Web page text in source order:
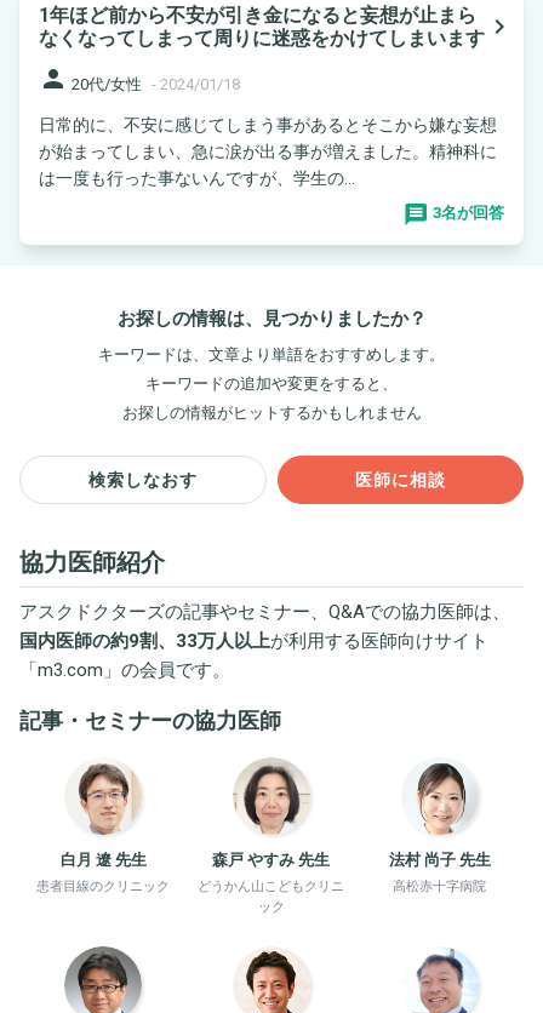
1年ほど前から不安が引き金になると妄想が止まら
なくなってしまって周りに迷惑をかけてしまいます navigate_next
person 20代/女性 - 2024/01/18
日常的に、不安に感じてしまう事があるとそこから嫌な妄想
が始まってしまい、急に涙が出る事が増えました。精神科に
は一度も行った事ないんですが、学生の...
3名が回答
お探しの情報は、見つかりましたか？
キーワードは、文章より単語をおすすめします。
キーワードの追加や変更をすると、
お探しの情報がヒットするかもしれません
検索しなおす 医師に相談
協力医師紹介
アスクドクターズの記事やセミナー、Q&Aでの協力医師は、
国内医師の約9割、33万人以上が利用する医師向けサイト
「m3.com 」の会員です。
記事・セミナーの協力医師
白月 遼 先生
患者目線のクリニック
森戸 やすみ 先生
どうかん山こどもクリニ
ック
法村 尚子 先生
高松赤十字病院